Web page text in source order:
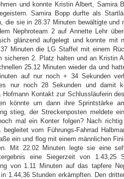
und konnte Kristin Albert, Samira
Samira Bopp durfte als
die sie in 28.37 Minuten bewältigte und
Nephroteam 2 auf Annette Lehr
glänzend aufgelegt und konnte mit
Minuten die LG Staffel mit einem
sicheren 2. Platz halten und an Kristin
25.12 Minuten wieder da und
auf nur noch + 34 Sekunden
nur noch 28 Sekunden und damit
Hofmann Kontakt zur Schlussläuferin
könnte um dann ihre Sprintstärke
stieg, der Streckenposten meldete
mal ein Konter folgen? Nach
begleitet vom Führungs-Fahrrad
ein und flog mit einem männlichen
Mit 22.02 Minuten legte sie eine
eine Siegerzeit von 1.43,25
von 1.11 Minuten auf das tapfere
in 1.44,36 Stunden erkämpften. Den